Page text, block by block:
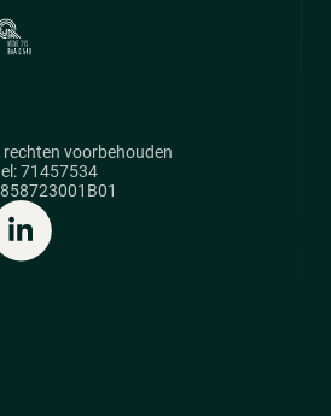
voorbehouden
71457534